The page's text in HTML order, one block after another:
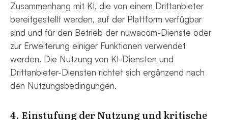
Zusammenhang mit KI, die von einem Drittanbieter
bereitgestellt werden, auf der Plattform verfügbar
sind und für den Betrieb der nuwacom-Dienste oder
zur Erweiterung einiger Funktionen verwendet
werden. Die Nutzung von KI-Diensten und
Drittanbieter-Diensten richtet sich ergänzend nach
den Nutzungsbedingungen.
4. Einstufung der Nutzung und kritische